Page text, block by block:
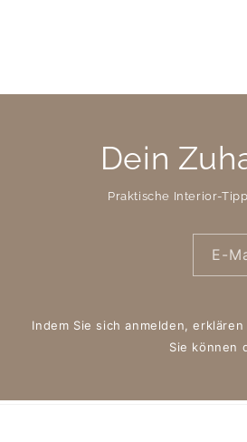
Dein
Praktische Interior-
E-
Indem Sie sich anmelden,
Sie können